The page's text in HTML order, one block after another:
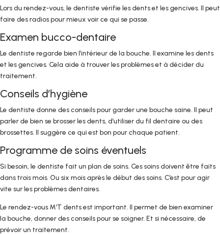
Lors du rendez-vous, le dentiste vérifie les dents et les gencives. Il peut
faire des radios pour mieux voir ce qui se passe.
Examen bucco-dentaire
Le dentiste regarde bien l’intérieur de la bouche. Il examine les dents
et les gencives. Cela aide à trouver les problèmes et à décider du
traitement.
Conseils d’hygiène
Le dentiste donne des conseils pour garder une bouche saine. Il peut
parler de bien se brosser les dents, d’utiliser du fil dentaire ou des
brossettes. Il suggère ce qui est bon pour chaque patient.
Programme de soins éventuels
Si besoin, le dentiste fait un plan de soins. Ces soins doivent être faits
dans trois mois. Ou six mois après le début des soins. C’est pour agir
vite sur les problèmes dentaires.
Le rendez-vous M’T dents est important. Il permet de bien examiner
la bouche, donner des conseils pour se soigner. Et si nécessaire, de
prévoir un traitement.